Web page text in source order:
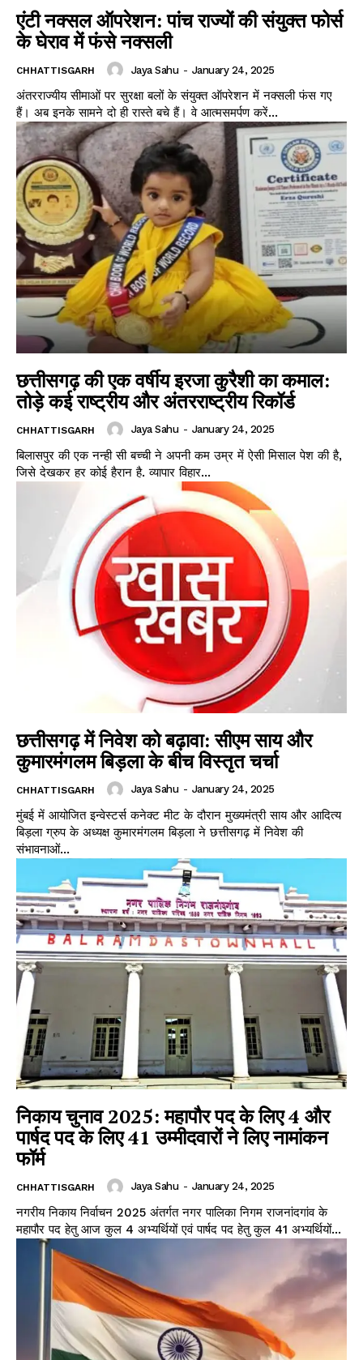
एंटी नक्सल ऑपरेशन: पांच राज्यों की संयुक्त फोर्स
के घेराव में फंसे नक्सली
CHHATTISGARH Jaya Sahu - January 24, 2025
अंतरराज्यीय सीमाओं पर सुरक्षा बलों के संयुक्त ऑपरेशन में नक्सली फंस गए
हैं। अब इनके सामने दो ही रास्ते बचे हैं। वे आत्मसमर्पण करें...
छत्तीसगढ़ की एक वर्षीय इरजा कुरैशी का कमाल:
तोड़े कई राष्ट्रीय और अंतरराष्ट्रीय रिकॉर्ड
CHHATTISGARH Jaya Sahu - January 24, 2025
बिलासपुर की एक नन्ही सी बच्ची ने अपनी कम उम्र में ऐसी मिसाल पेश की है,
जिसे देखकर हर कोई हैरान है. व्यापार विहार...
छत्तीसगढ़ में निवेश को बढ़ावा: सीएम साय और
कुमारमंगलम बिड़ला के बीच विस्तृत चर्चा
CHHATTISGARH Jaya Sahu - January 24, 2025
मुंबई में आयोजित इन्वेस्टर्स कनेक्ट मीट के दौरान मुख्यमंत्री साय और आदित्य
बिड़ला ग्रुप के अध्यक्ष कुमारमंगलम बिड़ला ने छत्तीसगढ़ में निवेश की
संभावनाओं...
निकाय चुनाव 2025: महापौर पद के लिए 4 और
पार्षद पद के लिए 41 उम्मीदवारों ने लिए नामांकन
फॉर्म
CHHATTISGARH Jaya Sahu - January 24, 2025
नगरीय निकाय निर्वाचन 2025 अंतर्गत नगर पालिका निगम राजनांदगांव के
महापौर पद हेतु आज कुल 4 अभ्यर्थियों एवं पार्षद पद हेतु कुल 41 अभ्यर्थियों...